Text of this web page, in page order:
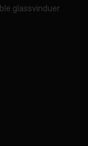
glassvinduer